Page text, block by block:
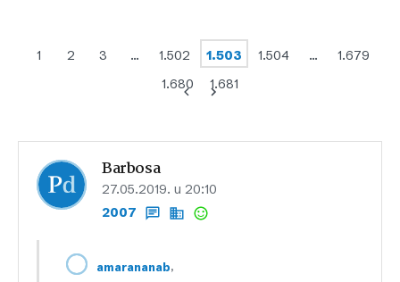
1 2 3 … 1.502 1.503 1.504 …
1.679
1.680
1.681
Barbosa
27.05.2019. u 20:10
2007
amarananab,